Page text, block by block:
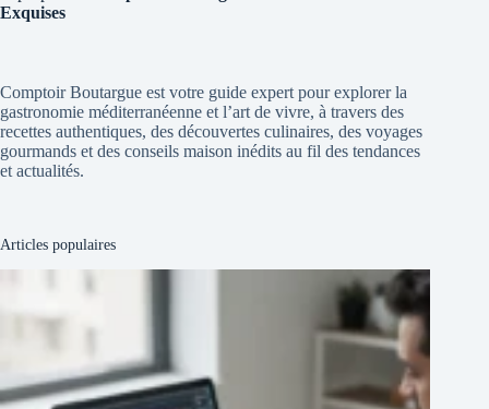
Exquises
Comptoir Boutargue est votre guide expert pour explorer la
gastronomie méditerranéenne et l’art de vivre, à travers des
recettes authentiques, des découvertes culinaires, des voyages
gourmands et des conseils maison inédits au fil des tendances
et actualités.
Articles populaires